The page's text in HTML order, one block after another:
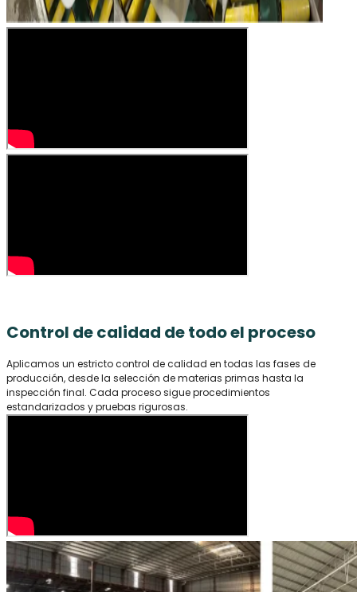
Control de calidad de todo el proceso
Aplicamos un estricto control de calidad en todas las fases de
producción, desde la selección de materias primas hasta la
inspección final. Cada proceso sigue procedimientos
estandarizados y pruebas rigurosas.